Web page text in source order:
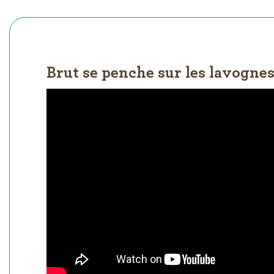
Brut se penche sur les lavognes